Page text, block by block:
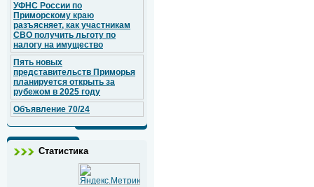
УФНС России по
Приморскому краю
разъясняет, как участникам
СВО получить льготу по
налогу на имущество
Пять новых
представительств Приморья
планируется открыть за
рубежом в 2025 году
Объявление 70/24
Статистика